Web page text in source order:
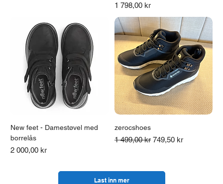
Pris
1 798,00 kr
New feet - Damestøvel med
borrelås
Pris
2 000,00 kr
zerocshoes
Vanlig pris
1 499,00 kr Salgspris
749,50 kr
Last inn mer